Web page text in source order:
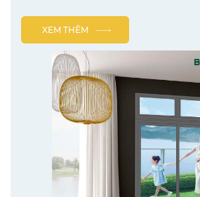
XEM THÊM